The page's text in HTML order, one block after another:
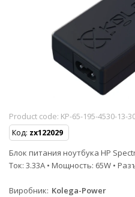
Product code: KP-65-195-4530-13-
Код: zx122029
Блок питания ноутбука HP
Ток: 3.33A • Мощность: 65W •
Виробник Kolega-Power